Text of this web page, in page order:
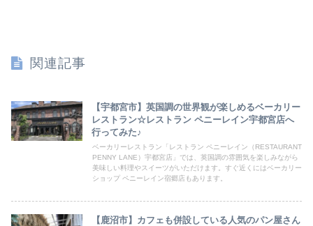
関連記事
【宇都宮市】英国調の世界観が楽しめるベーカリー
レストラン☆レストラン ペニーレイン宇都宮店へ
行ってみた♪
ベーカリーレストラン「レストラン ペニーレイン（RESTAURANT
PENNY LANE）宇都宮店」では、英国調の雰囲気を楽しみながら
美味しい料理やスイーツがいただけます。すぐ近くにはベーカリー
ショップ ペニーレイン宿郷店もあります。
【鹿沼市】カフェも併設している人気のパン屋さん